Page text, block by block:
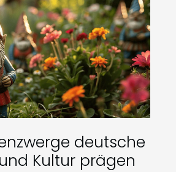
deutsche
Kultur prägen